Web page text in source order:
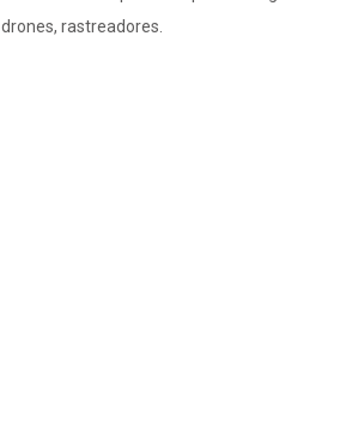
drones, rastreadores.